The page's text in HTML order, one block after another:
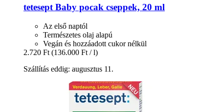
teteseptBaby pocak cseppek, 20 ml
Az első naptól
Természetes olaj alapú
Vegán és hozzáadott cukor nélkül
2.720 Ft (136.000 Ft / l)
Szállítás eddig: augusztus 11.